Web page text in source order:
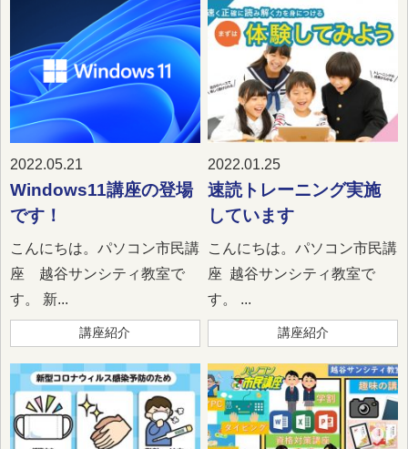
2022.05.21
Windows11講座の登場
です！
こんにちは。パソコン市民講
座 越谷サンシティ教室で
す。 新...
講座紹介
2022.01.25
速読トレーニング実施
しています
こんにちは。パソコン市民講
座 越谷サンシティ教室で
す。 ...
講座紹介